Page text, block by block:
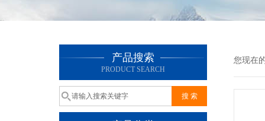
产品搜索
PRODUCT SEARCH
您现在